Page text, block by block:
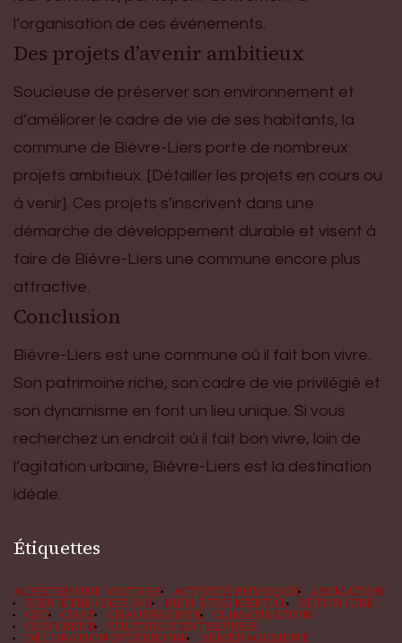
l’organisation de ces événements.
Des projets d’avenir ambitieux
Soucieuse de préserver son environnement et
d’améliorer le cadre de vie de ses habitants, la
commune de Bièvre-Liers porte de nombreux
projets ambitieux. [Détailler les projets en cours ou
à venir]. Ces projets s’inscrivent dans une
démarche de développement durable et visent à
faire de Bièvre-Liers une commune encore plus
attractive.
Conclusion
Bièvre-Liers est une commune où il fait bon vivre.
Son patrimoine riche, son cadre de vie privilégié et
son dynamisme en font un lieu unique. Si vous
recherchez un endroit où il fait bon vivre, loin de
l’agitation urbaine, Bièvre-Liers est la destination
idéale.
Étiquettes
ACHETER UNE VOITURE ACTIVITÉ PHYSIQUE ANIMATION
BIEN-ÊTRE CHEZ SOI BIEN-ÊTRE MENTAL BÉTON CIRÉ
CBD CHAT CHAUFFAGISTE CLIMATISATION
COUVREUR CULTURE D'ENTREPRISE
DÉCORATION INTÉRIEURE DÉMÉNAGEMENT